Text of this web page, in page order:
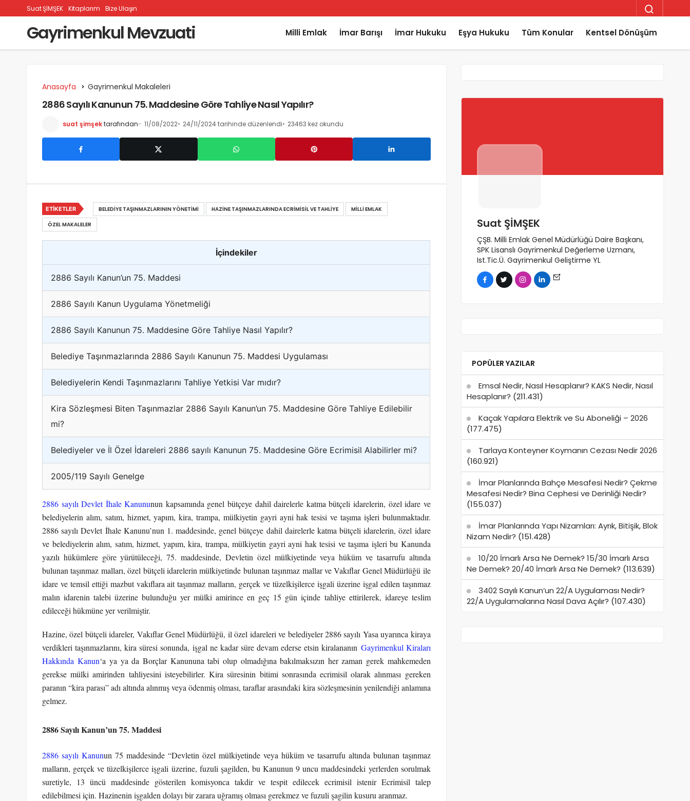
Suat ŞİMŞEK Kitaplarım Bize Ulaşın
Gayrimenkul Mevzuati Milli Emlak İmar Barışı İmar Hukuku Eşya Hukuku Tüm Konular Kentsel Dönüşüm
Anasayfa Gayrimenkul Makaleleri
2886 Sayılı Kanunun 75. Maddesine Göre Tahliye Nasıl Yapılır?
suat şimşektarafından 11/08/2022 24/11/2024 tarihinde düzenlendi 23463 kez okundu
İçindekiler
2886 Sayılı Kanun’un 75. Maddesi
2886 Sayılı Kanun Uygulama Yönetmeliği
2886 Sayılı Kanunun 75. Maddesine Göre Tahliye Nasıl Yapılır?
Belediye Taşınmazlarında 2886 Sayılı Kanunun 75. Maddesi Uygulaması
Belediyelerin Kendi Taşınmazlarını Tahliye Yetkisi Var mıdır?
Kira Sözleşmesi Biten Taşınmazlar 2886 Sayılı Kanun’un 75. Maddesine Göre Tahliye Edilebilir
mi?
Belediyeler ve İl Özel İdareleri 2886 sayılı Kanunun 75. Maddesine Göre Ecrimisil Alabilirler mi?
2005/119 Sayılı Genelge
2886 sayılı Devlet İhale Kanununun kapsamında genel bütçeye dahil dairelerle katma bütçeli idarelerin, özel idare ve
belediyelerin alım, satım, hizmet, yapım, kira, trampa, mülkiyetin gayri ayni hak tesisi ve taşıma işleri bulunmaktadır.
2886 sayılı Devlet İhale Kanunu’nun 1. maddesinde, genel bütçeye dahil dairelerle katma bütçeli idarelerin, özel idare
ve belediyelerin alım, satım, hizmet, yapım, kira, trampa, mülkiyetin gayri ayni hak tesisi ve taşıma işleri bu Kanunda
yazılı hükümlere göre yürütüleceği, 75. maddesinde, Devletin özel mülkiyetinde veya hüküm ve tasarrufu altında
bulunan taşınmaz malları, özel bütçeli idarelerin mülkiyetinde bulunan taşınmaz mallar ve Vakıflar Genel Müdürlüğü ile
idare ve temsil ettiği mazbut vakıflara ait taşınmaz malların, gerçek ve tüzelkişilerce işgali üzerine işgal edilen taşınmaz
malın idarenin talebi üzerine bulunduğu yer mülki amirince en geç 15 gün içinde tahliye ettirilerek, idareye teslim
edileceği hükmüne yer verilmiştir.
Hazine, özel bütçeli idareler, Vakıflar Genel Müdürlüğü, il özel idareleri ve belediyeler 2886 sayılı Yasa uyarınca kiraya
verdikleri taşınmazlarını, kira süresi sonunda, işgal ne kadar süre devam ederse etsin kiralananın Gayrimenkul Kiraları
Hakkında Kanun‘a ya ya da Borçlar Kanununa tabi olup olmadığına bakılmaksızın her zaman gerek mahkemeden
gerekse mülki amirinden tahliyesini isteyebilirler. Kira süresinin bitimi sonrasında ecrimisil olarak alınması gereken
paranın “kira parası” adı altında alınmış veya ödenmiş olması, taraflar arasındaki kira sözleşmesinin yenilendiği anlamına
gelmez.
2886 Sayılı Kanun’un 75. Maddesi
2886 sayılı Kanunun 75 maddesinde “Devletin özel mülkiyetinde veya hüküm ve tasarrufu altında bulunan taşınmaz
malların, gerçek ve tüzelkişilerce işgali üzerine, fuzuli şagilden, bu Kanunun 9 uncu maddesindeki yerlerden sorulmak
suretiyle, 13 üncü maddesinde gösterilen komisyonca takdir ve tespit edilecek ecrimisil istenir Ecrimisil talep
edilebilmesi için. Hazinenin işgalden dolayı bir zarara uğramış olması gerekmez ve fuzuli şagilin kusuru aranmaz.
ETIKETLER BELEDIYE TAŞINMAZLARININ YÖNETIMI HAZINE TAŞINMAZLARINDA ECRIMISIL VE TAHLIYE
MILLI EMLAK
ÖZEL MAKALELER
Suat ŞİMŞEK
ÇŞB. Milli Emlak Genel Müdürlüğü Daire Başkanı,
SPK Lisanslı Gayrimenkul Değerleme Uzmanı,
Ist.Tic.Ü. Gayrimenkul Geliştirme YL
POPÜLER YAZILAR
Emsal Nedir, Nasıl Hesaplanır? KAKS Nedir, Nasıl
Hesaplanır? (211.431)
Kaçak Yapılara Elektrik ve Su Aboneliği – 2026
(177.475)
Tarlaya Konteyner Koymanın Cezası Nedir 2026
(160.921)
İmar Planlarında Bahçe Mesafesi Nedir? Çekme
Mesafesi Nedir? Bina Cephesi ve Derinliği Nedir?
(155.037)
İmar Planlarında Yapı Nizamları: Ayrık, Bitişik, Blok
Nizam Nedir? (151.428)
10/20 İmarlı Arsa Ne Demek? 15/30 İmarlı Arsa
Ne Demek? 20/40 İmarlı Arsa Ne Demek? (113.639)
3402 Sayılı Kanun’un 22/A Uygulaması Nedir?
22/A Uygulamalarına Nasıl Dava Açılır? (107.430)